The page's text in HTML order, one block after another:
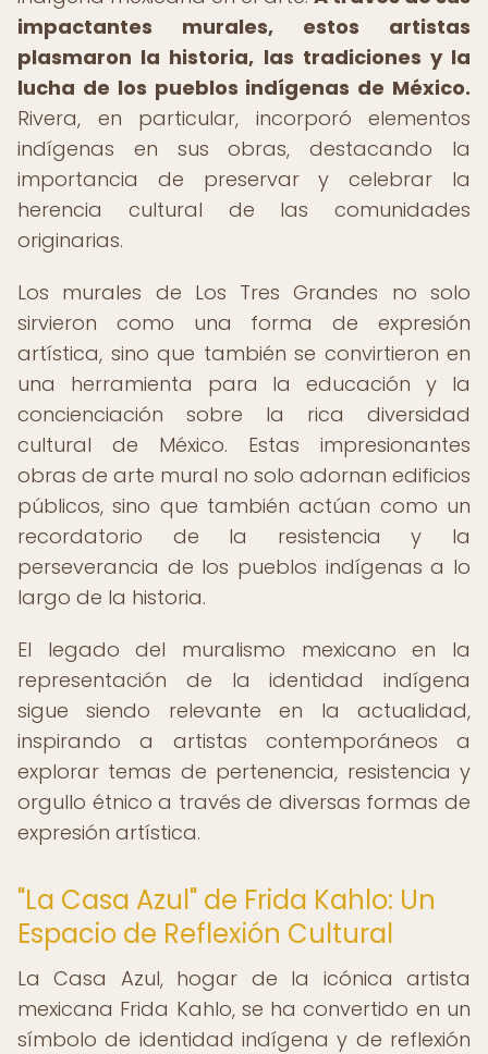
impactantes murales, estos artistas
plasmaron la historia, las tradiciones y la
lucha de los pueblos indígenas de México.
Rivera, en particular, incorporó elementos
indígenas en sus obras, destacando la
importancia de preservar y celebrar la
herencia cultural de las comunidades
originarias.
Los murales de Los Tres Grandes no solo
sirvieron como una forma de expresión
artística, sino que también se convirtieron en
una herramienta para la educación y la
concienciación sobre la rica diversidad
cultural de México. Estas impresionantes
obras de arte mural no solo adornan edificios
públicos, sino que también actúan como un
recordatorio de la resistencia y la
perseverancia de los pueblos indígenas a lo
largo de la historia.
El legado del muralismo mexicano en la
representación de la identidad indígena
sigue siendo relevante en la actualidad,
inspirando a artistas contemporáneos a
explorar temas de pertenencia, resistencia y
orgullo étnico a través de diversas formas de
expresión artística.
"La Casa Azul" de Frida Kahlo: Un
Espacio de Reflexión Cultural
La Casa Azul, hogar de la icónica artista
mexicana Frida Kahlo, se ha convertido en un
símbolo de identidad indígena y de reflexión